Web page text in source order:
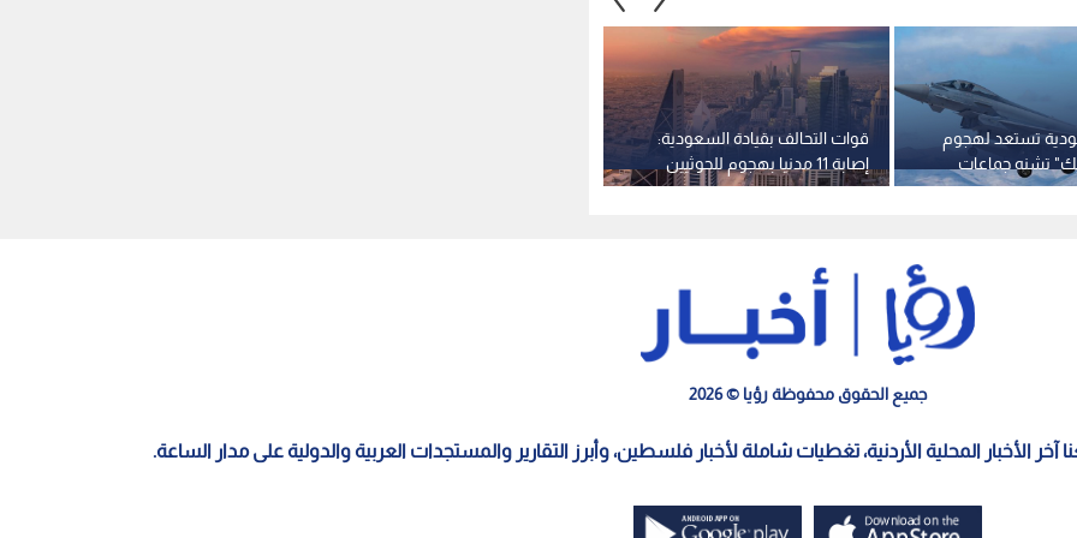
قوات التحالف بقيادة السعودية:
إصابة 11 مدنيا بهجوم للحوثيين
على نجران
تستعد لهجوم
تشنه جماعات
جميع الحقوق محفوظة رؤيا © 2026
آخر الأخبار المحلية الأردنية، تغطيات شاملة لأخبار فلسطين، وأبرز التقارير والمستجدات العربية والدولية على مدار الساعة.